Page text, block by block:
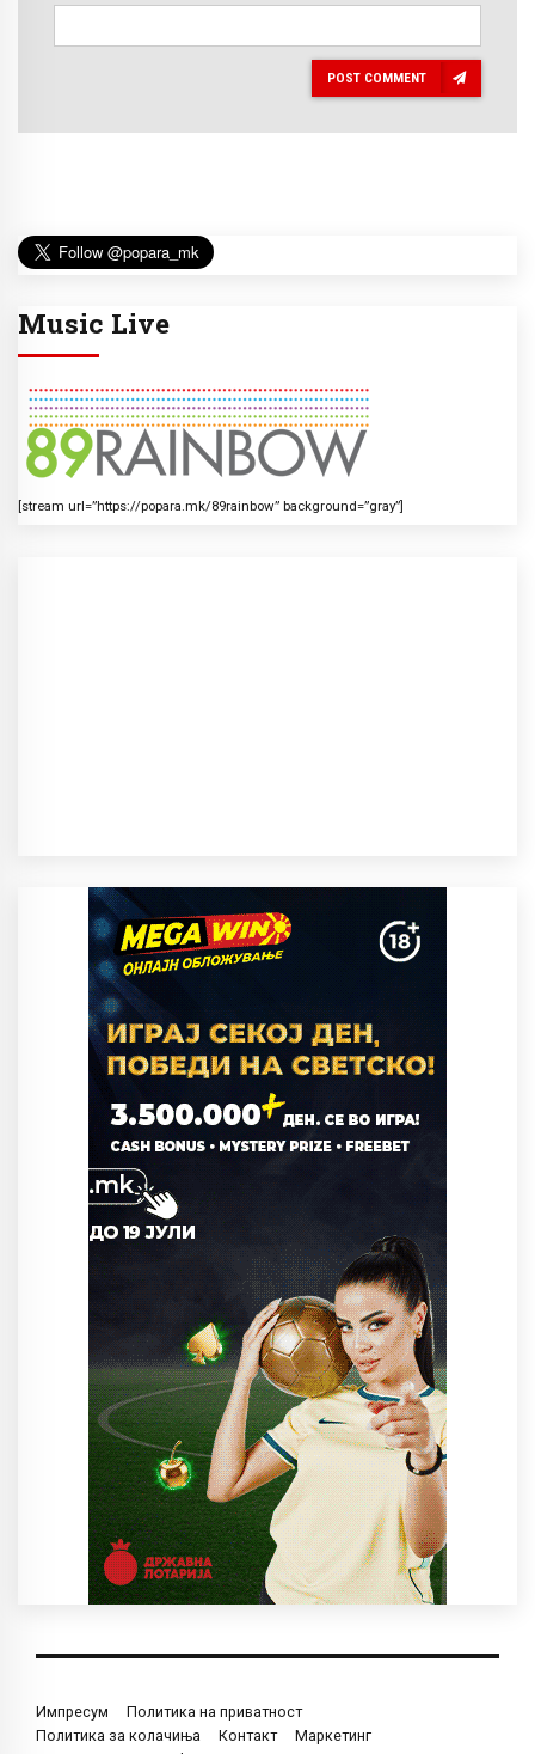
POST COMMENT
Music Live
[stream url=”https://popara.mk/89rainbow” background=”gray”]
Импресум
Политика на приватност
Политика за колачиња
Контакт
Маркетинг